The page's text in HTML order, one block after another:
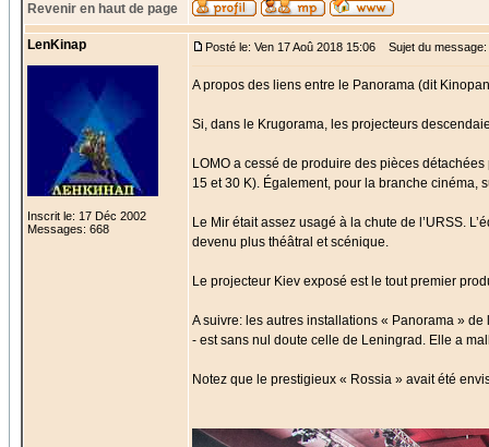
Revenir en haut de page
LenKinap
Inscrit le: 17 Déc 2002
Messages: 668
Posté le: Ven 17 Aoû 2018 15:06 Sujet du message:
A propos des liens entre le Panorama (dit
Si, dans le Krugorama, les projecteurs
LOMO a cessé de produire des pièces
15 et 30 K). Également, pour la branche cinéma,
Le Mir était assez usagé à la chute de l’URSS.
devenu plus théâtral et scénique.
Le projecteur Kiev exposé est le tout premier
A suivre: les autres installations « Panorama »
- est sans nul doute celle de Leningrad. Elle a
Notez que le prestigieux « Rossia » avait été